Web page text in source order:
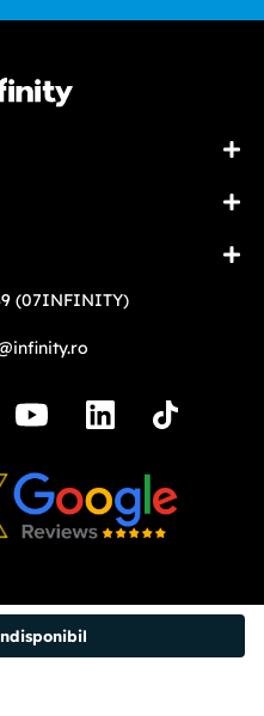
(07INFINITY)
drepturile rezervate